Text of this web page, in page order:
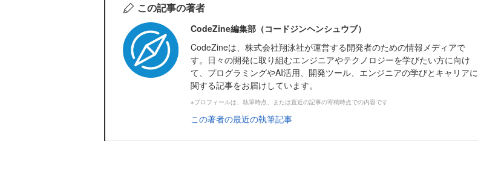
この記事の著者
CodeZine編集部（コードジンヘンシュウブ）
CodeZineは、株式会社翔泳社が運営する開発者のための情報メディアで
す。日々の開発に取り組むエンジニアやテクノロジーを学びたい方に向け
て、プログラミングやAI活用、開発ツール、エンジニアの学びとキャリアに
関する記事をお届けしています。
※プロフィールは、執筆時点、または直近の記事の寄稿時点での内容です
この著者の最近の執筆記事